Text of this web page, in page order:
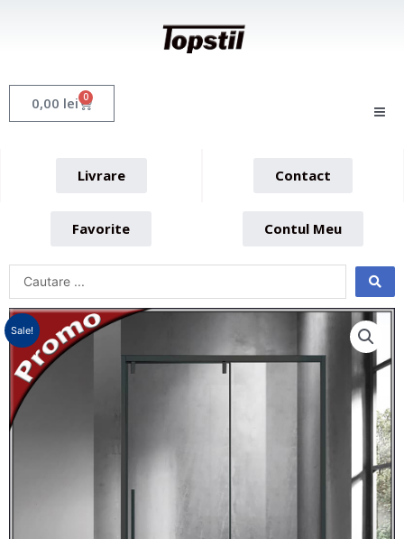
0,00 lei 0 Cart
Livrare Contact
Favorite Contul Meu
Sale!